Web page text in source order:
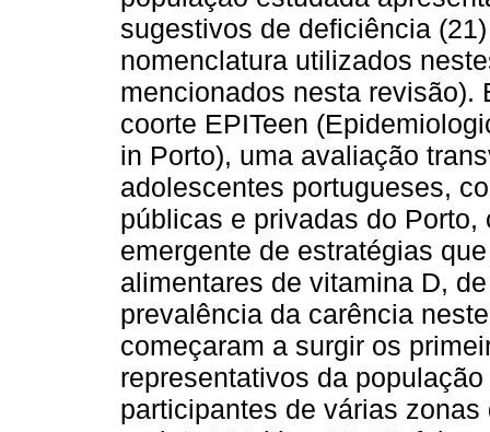
sugestivos de deficiência
nomenclatura utilizados
mencionados nesta revisão).
coorte EPITeen
in Porto), uma avaliação
adolescentes portugueses,
públicas e privadas do
emergente de estratégias
alimentares de vitamina D,
prevalência da carência
começaram a surgir os
representativos da
participantes de várias